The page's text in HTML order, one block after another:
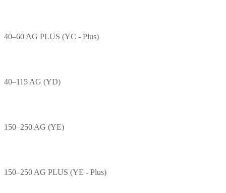
40–60 AG PLUS (YC - Plus)
40–115 AG (YD)
150–250 AG (YE)
150–250 AG PLUS (YE - Plus)